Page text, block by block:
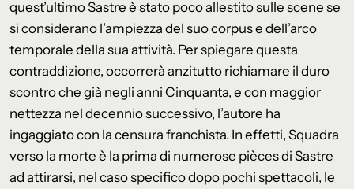
quest’ultimo Sastre è stato poco allestito sulle scene se
si considerano l’ampiezza del suo corpus e dell’arco
temporale della sua attività. Per spiegare questa
contraddizione, occorrerà anzitutto richiamare il duro
scontro che già negli anni Cinquanta, e con maggior
nettezza nel decennio successivo, l’autore ha
ingaggiato con la censura franchista. In effetti, Squadra
verso la morte è la prima di numerose pièces di Sastre
ad attirarsi, nel caso specifico dopo pochi spettacoli, le